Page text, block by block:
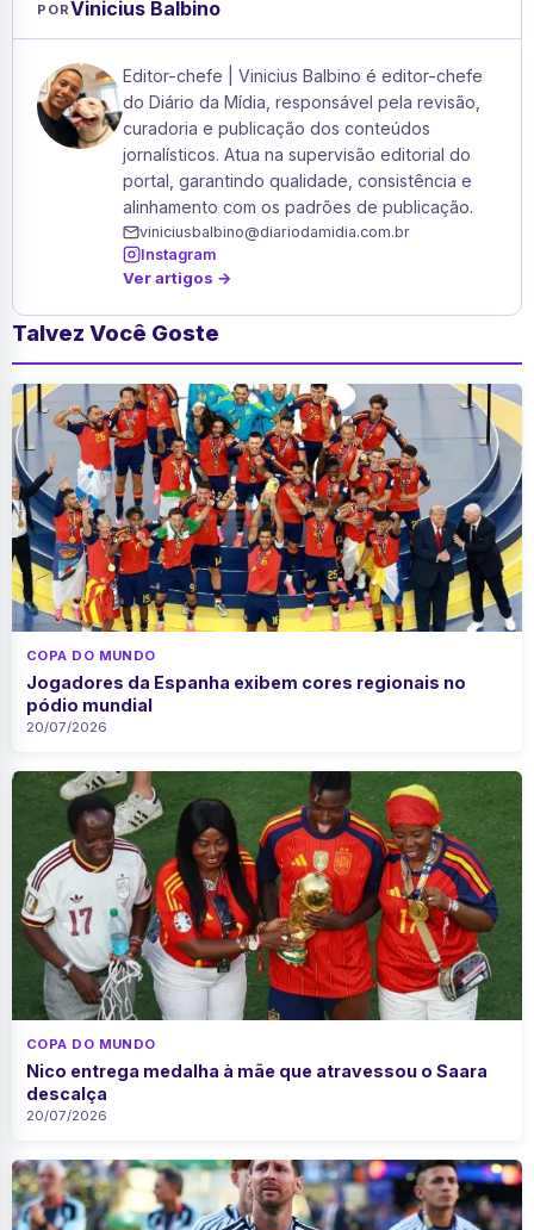
PORVinicius Balbino
Editor-chefe | Vinicius Balbino é editor-chefe
do Diário da Mídia, responsável pela revisão,
curadoria e publicação dos conteúdos
jornalísticos. Atua na supervisão editorial do
portal, garantindo qualidade, consistência e
alinhamento com os padrões de publicação.
viniciusbalbino@diariodamidia.com.br
Instagram
Ver artigos →
Talvez Você Goste
COPA DO MUNDO
Jogadores da Espanha exibem cores regionais no
pódio mundial
20/07/2026
COPA DO MUNDO
Nico entrega medalha à mãe que atravessou o Saara
descalça
20/07/2026